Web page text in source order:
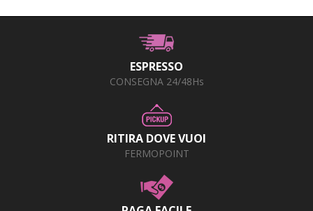
ESPRESSO
CONSEGNA 24/48Hs
RITIRA DOVE VUOI
FERMOPOINT